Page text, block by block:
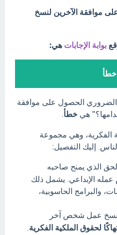
موافقة الآخرين لنسخ
بوابة الإجابات هي:
خطأ
الحصول على موافقة
هي خطأ
الفكرية، وهي مجموعة
إليك التفصيل:
الذي يمنح صاحبه
الإبداعي. يشمل ذلك
والبرامج الحاسوبية،
نسخ عمل شخص آخر
لحقوق الملكية الفكرية